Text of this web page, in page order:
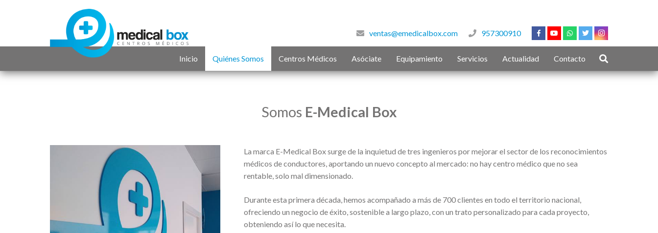
ventas@emedicalbox.com 957300910
Inicio Quiénes Somos Centros Médicos Asóciate Equipamiento Servicios Actualidad Contacto
Somos E-Medical Box
La marca E-Medical Box surge de la inquietud de tres ingenieros por mejorar el sector de los reconocimientos
médicos de conductores, aportando un nuevo concepto al mercado: no hay centro médico que no sea
rentable, solo mal dimensionado.
Durante esta primera década, hemos acompañado a más de 700 clientes en todo el territorio nacional,
ofreciendo un negocio de éxito, sostenible a largo plazo, con un trato personalizado para cada proyecto,
obteniendo así lo que necesita.